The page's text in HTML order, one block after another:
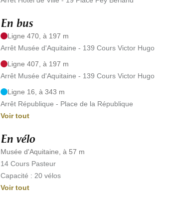
En bus
Ligne 470, à 197 m
Arrêt Musée d'Aquitaine - 139 Cours Victor Hugo
Ligne 407, à 197 m
Arrêt Musée d'Aquitaine - 139 Cours Victor Hugo
Ligne 16, à 343 m
Arrêt République - Place de la République
Voir tout
En vélo
Musée d'Aquitaine, à 57 m
14 Cours Pasteur
Capacité : 20 vélos
Voir tout